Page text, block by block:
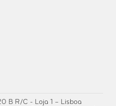
B R/C - Loja 1 – Lisboa